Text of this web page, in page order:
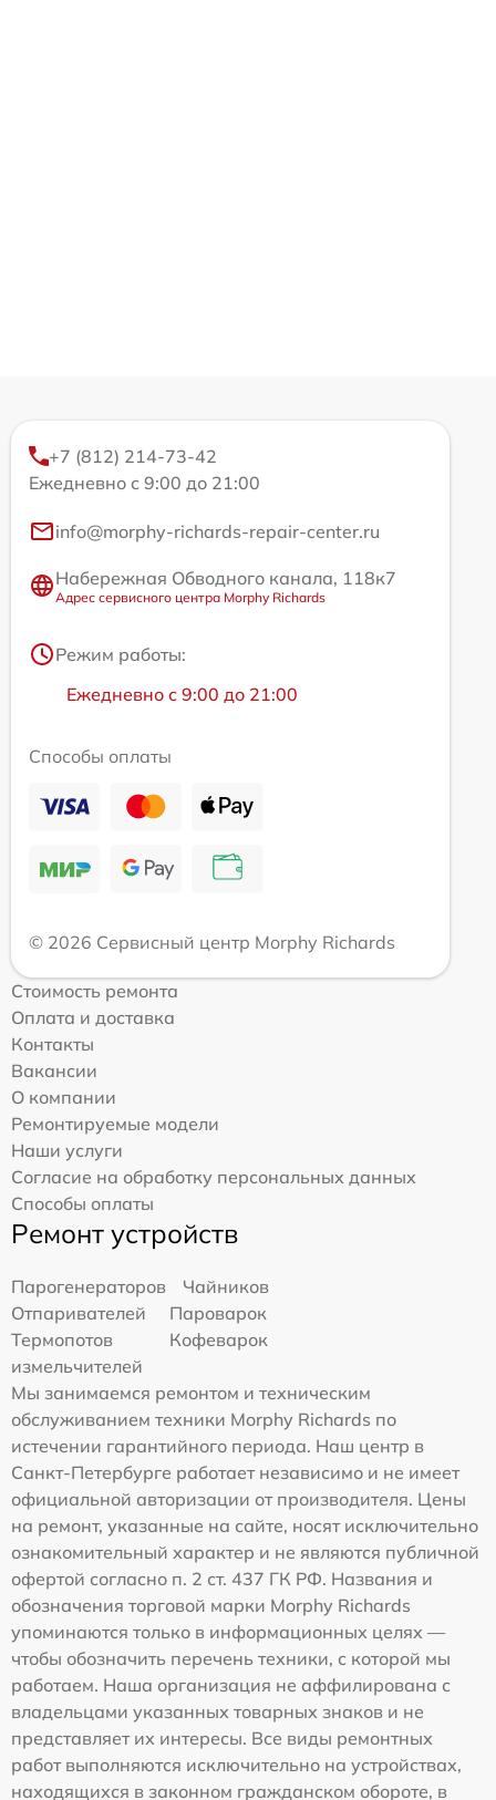
+7 (812) 214-73-42
Ежедневно с 9:00 до 21:00
info@morphy-richards-repair-center.ru
Набережная Обводного канала, 118к7
Адрес сервисного центра Morphy Richards
Режим работы:
Ежедневно с 9:00 до 21:00
Способы оплаты
© 2026 Сервисный центр Morphy Richards
Стоимость ремонта
Оплата и доставка
Контакты
Вакансии
О компании
Ремонтируемые модели
Наши услуги
Согласие на обработку персональных данных
Способы оплаты
Ремонт устройств
Парогенераторов
Чайников
Отпаривателей
Пароварок
Термопотов
Кофеварок
измельчителей
Мы занимаемся ремонтом и техническим
обслуживанием техники Morphy Richards по
истечении гарантийного периода. Наш центр в
Санкт-Петербурге работает независимо и не имеет
официальной авторизации от производителя. Цены
на ремонт, указанные на сайте, носят исключительно
ознакомительный характер и не являются публичной
офертой согласно п. 2 ст. 437 ГК РФ. Названия и
обозначения торговой марки Morphy Richards
упоминаются только в информационных целях —
чтобы обозначить перечень техники, с которой мы
работаем. Наша организация не аффилирована с
владельцами указанных товарных знаков и не
представляет их интересы. Все виды ремонтных
работ выполняются исключительно на устройствах,
находящихся в законном гражданском обороте, в